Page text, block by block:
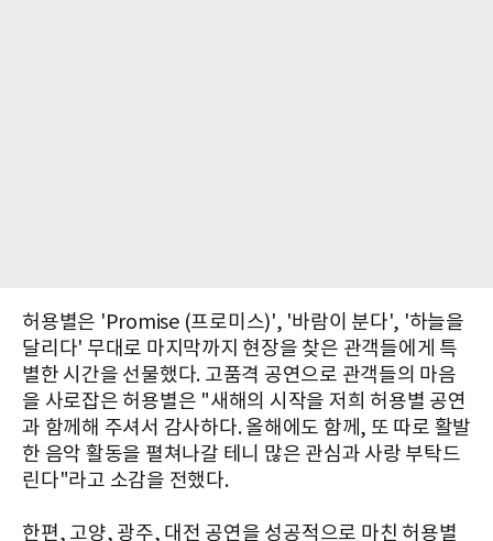
허용별은 'Promise (프로미스)', '바람이 분다', '하늘을
달리다' 무대로 마지막까지 현장을 찾은 관객들에게 특
별한 시간을 선물했다. 고품격 공연으로 관객들의 마음
을 사로잡은 허용별은 "새해의 시작을 저희 허용별 공연
과 함께해 주셔서 감사하다. 올해에도 함께, 또 따로 활발
한 음악 활동을 펼쳐나갈 테니 많은 관심과 사랑 부탁드
린다"라고 소감을 전했다.
한편, 고양, 광주, 대전 공연을 성공적으로 마친 허용별